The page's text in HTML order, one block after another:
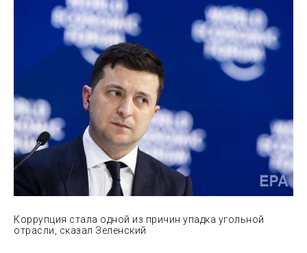
Коррупция стала одной из причин упадка угольной
отрасли, сказал Зеленский